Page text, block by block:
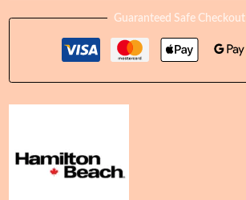
Guaranteed Safe Checkout